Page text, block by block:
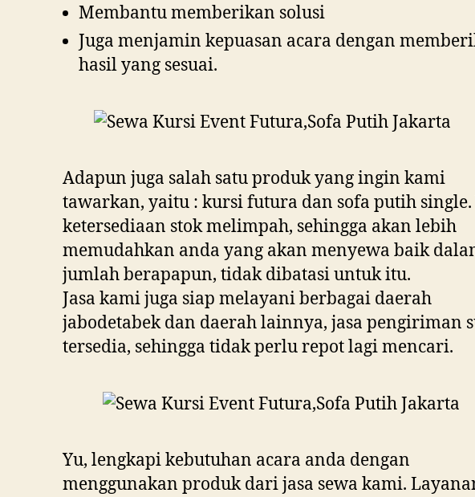
Membantu memberikan solusi
Juga menjamin kepuasan acara dengan
hasil yang sesuai.
Adapun juga salah satu produk yang ingin kami
tawarkan, yaitu : kursi futura dan sofa putih
ketersediaan stok melimpah, sehingga akan lebih
memudahkan anda yang akan menyewa baik
jumlah berapapun, tidak dibatasi untuk itu.
Jasa kami juga siap melayani berbagai daerah
jabodetabek dan daerah lainnya, jasa pengiriman
tersedia, sehingga tidak perlu repot lagi mencari.
Yu, lengkapi kebutuhan acara anda dengan
menggunakan produk dari jasa sewa kami.